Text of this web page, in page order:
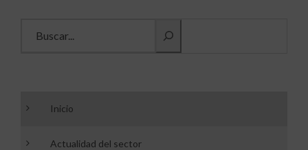
Inicio
Actualidad del sector